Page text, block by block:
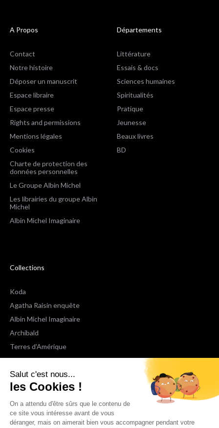
Salut c'est nous...
les Cookies !
On a attendu d'être sûrs que le contenu de
ce site vous intéresse avant de vous
déranger, mais on aimerait bien vous accompagner pendant votre
A Propos
Contact
Notre histoire
Déposer un manuscrit
Espace libraire
Espace presse
Rights and permissions
Mentions légales
Cookies
Charte de protection des
données personnelles
Le Groupe Albin Michel
Les librairies du groupe Albin
Michel
Albin Michel Imaginaire
Départements
Littérature
Essais & docs
Sciences humaines
Spiritualités
Pratique
Jeunesse
Beaux livres
BD
Collections
Koda
Agatha Raisin enquête
Albin Michel Imaginaire
Archibald
Terres d'Amérique
Espaces Libres Poche
NOX
Wiz
Voir toutes les collections
Nous suivre